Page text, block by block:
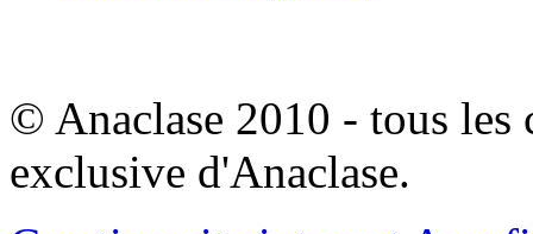
© Anaclase 2010 - tous les
exclusive d'Anaclase.